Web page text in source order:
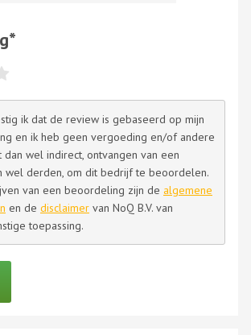
*
ik dat de review is gebaseerd op mijn
en ik heb geen vergoeding en/of andere
dan wel indirect, ontvangen van een
wel derden, om dit bedrijf te beoordelen.
van een beoordeling zijn de algemene
en de disclaimer van NoQ B.V. van
toepassing.